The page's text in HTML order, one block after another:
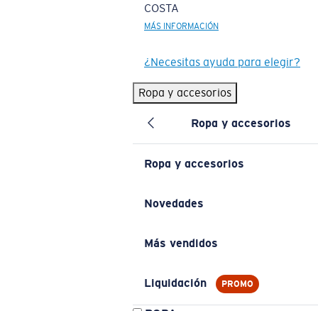
COSTA
MÁS INFORMACIÓN
¿Necesitas ayuda para elegir?
Ropa y accesorios
Ropa y accesorios
Ropa y accesorios
Novedades
Más vendidos
Liquidación PROMO